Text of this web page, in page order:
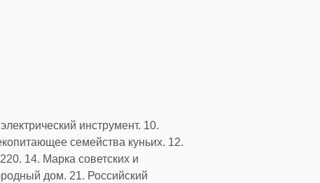
инструмент. 10.
семейства куньих. 12.
14. Марка советских и
дом. 21. Российский